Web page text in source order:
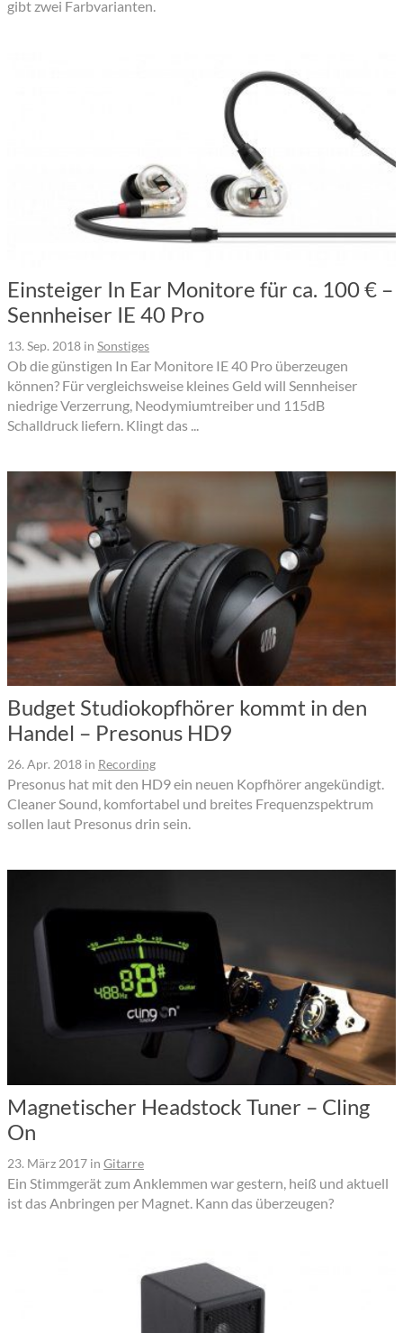
gibt zwei Farbvarianten.
Einsteiger In Ear Monitore für ca. 100 € –
Sennheiser IE 40 Pro
13. Sep. 2018 in Sonstiges
Ob die günstigen In Ear Monitore IE 40 Pro überzeugen
können? Für vergleichsweise kleines Geld will Sennheiser
niedrige Verzerrung, Neodymiumtreiber und 115dB
Schalldruck liefern. Klingt das ...
Budget Studiokopfhörer kommt in den
Handel – Presonus HD9
26. Apr. 2018 in Recording
Presonus hat mit den HD9 ein neuen Kopfhörer angekündigt.
Cleaner Sound, komfortabel und breites Frequenzspektrum
sollen laut Presonus drin sein.
Magnetischer Headstock Tuner – Cling
On
23. März 2017 in Gitarre
Ein Stimmgerät zum Anklemmen war gestern, heiß und aktuell
ist das Anbringen per Magnet. Kann das überzeugen?